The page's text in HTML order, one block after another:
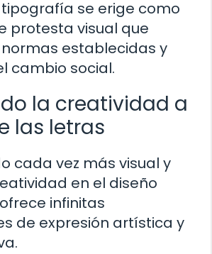
se erige como
protesta visual que
establecidas y
cambio social.
la creatividad a
las letras
cada vez más visual y
en el diseño
infinitas
de expresión artística y